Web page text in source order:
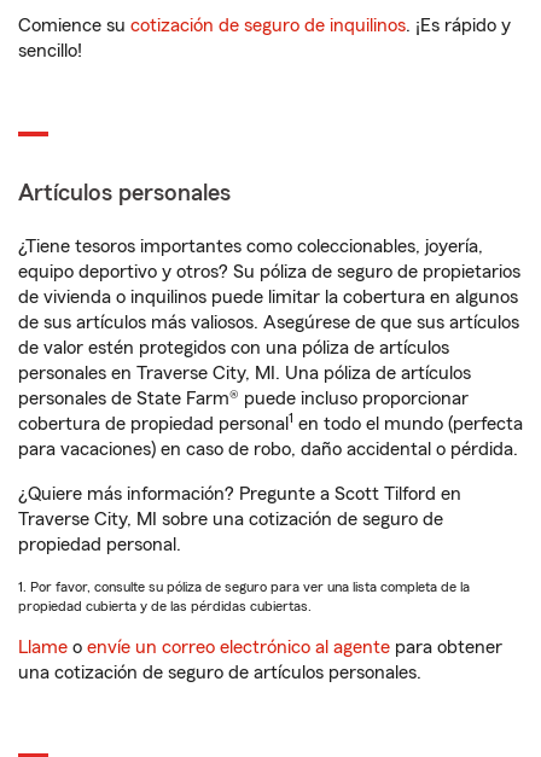
Comience su cotización de seguro de inquilinos. ¡Es rápido y
sencillo!
Artículos personales
¿Tiene tesoros importantes como coleccionables, joyería,
equipo deportivo y otros? Su póliza de seguro de propietarios
de vivienda o inquilinos puede limitar la cobertura en algunos
de sus artículos más valiosos. Asegúrese de que sus artículos
de valor estén protegidos con una póliza de artículos
personales en Traverse City, MI. Una póliza de artículos
personales de State Farm® puede incluso proporcionar
cobertura de propiedad personal 1 en todo el mundo (perfecta
para vacaciones) en caso de robo, daño accidental o pérdida.
¿Quiere más información? Pregunte a Scott Tilford en
Traverse City, MI sobre una cotización de seguro de
propiedad personal.
1. Por favor, consulte su póliza de seguro para ver una lista completa de la
propiedad cubierta y de las pérdidas cubiertas.
Llame o envíe un correo electrónico al agente para obtener
una cotización de seguro de artículos personales.